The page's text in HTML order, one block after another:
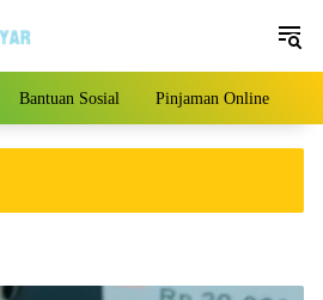
Bantuan Sosial Pinjaman Online